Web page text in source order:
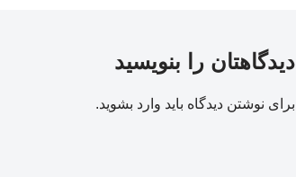
دیدگاهتان را بنویسید
برای نوشتن دیدگاه باید وارد بشوید.